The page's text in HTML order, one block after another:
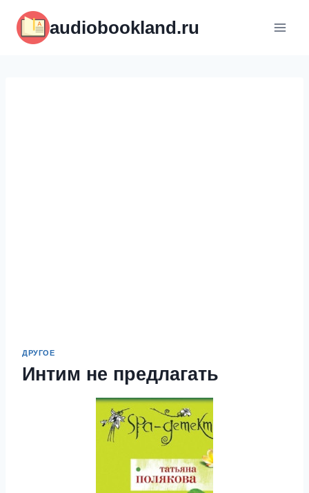
содержимому
audiobookland.ru
ДРУГОЕ
Интим не предлагать